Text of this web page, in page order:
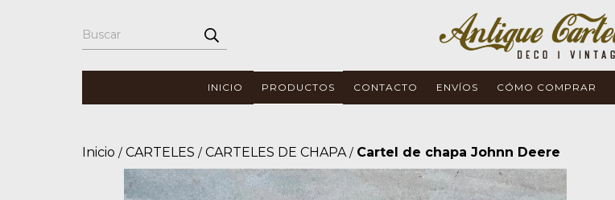
INICIO PRODUCTOS CONTACTO ENVÍOS CÓMO COMPRAR
Inicio / CARTELES / CARTELES DE CHAPA / Cartel de chapa Johnn Deere